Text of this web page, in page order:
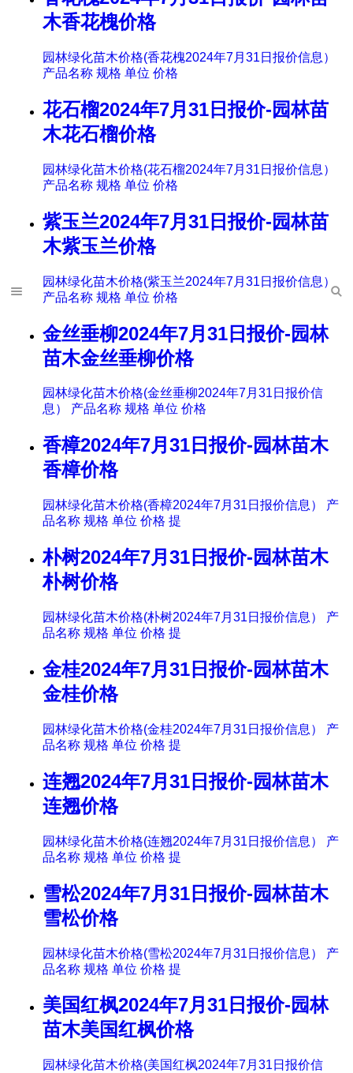
木香花槐价格
园林绿化苗木价格(香花槐2024年7月31日报价信息）
产品名称 规格 单位 价格
花石榴2024年7月31日报价-园林苗
木花石榴价格
园林绿化苗木价格(花石榴2024年7月31日报价信息）
产品名称 规格 单位 价格
紫玉兰2024年7月31日报价-园林苗
木紫玉兰价格
园林绿化苗木价格(紫玉兰2024年7月31日报价信息）
产品名称 规格 单位 价格
金丝垂柳2024年7月31日报价-园林
苗木金丝垂柳价格
园林绿化苗木价格(金丝垂柳2024年7月31日报价信
息） 产品名称 规格 单位 价格
香樟2024年7月31日报价-园林苗木
香樟价格
园林绿化苗木价格(香樟2024年7月31日报价信息） 产
品名称 规格 单位 价格 提
朴树2024年7月31日报价-园林苗木
朴树价格
园林绿化苗木价格(朴树2024年7月31日报价信息） 产
品名称 规格 单位 价格 提
金桂2024年7月31日报价-园林苗木
金桂价格
园林绿化苗木价格(金桂2024年7月31日报价信息） 产
品名称 规格 单位 价格 提
连翘2024年7月31日报价-园林苗木
连翘价格
园林绿化苗木价格(连翘2024年7月31日报价信息） 产
品名称 规格 单位 价格 提
雪松2024年7月31日报价-园林苗木
雪松价格
园林绿化苗木价格(雪松2024年7月31日报价信息） 产
品名称 规格 单位 价格 提
美国红枫2024年7月31日报价-园林
苗木美国红枫价格
园林绿化苗木价格(美国红枫2024年7月31日报价信